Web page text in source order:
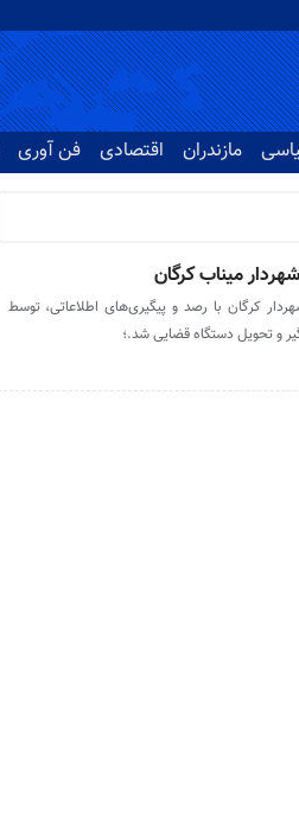
مازندران اقتصادی فن آوری
میناب کرگان
کرگان ‌‌با رصد و پیگیری‌های اطلاعاتی، ‌توسط
و تحویل دستگاه قضایی شد.؛